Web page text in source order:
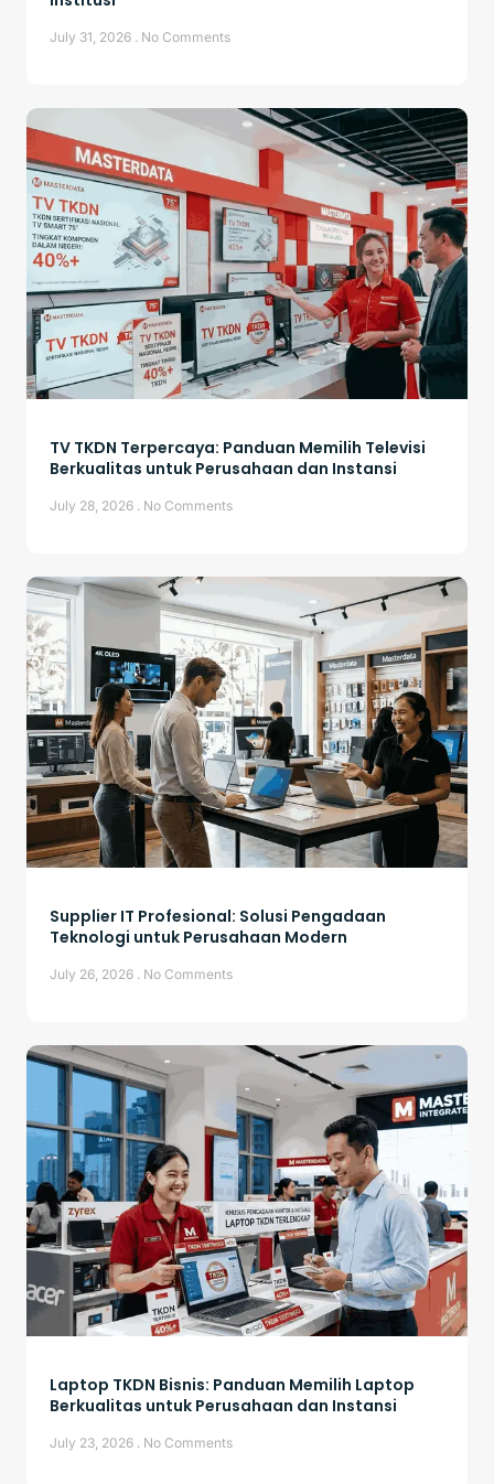
July 31, 2026 No Comments
TV TKDN Terpercaya: Panduan Memilih Televisi
Berkualitas untuk Perusahaan dan Instansi
July 28, 2026 No Comments
Supplier IT Profesional: Solusi Pengadaan
Teknologi untuk Perusahaan Modern
July 26, 2026 No Comments
Laptop TKDN Bisnis: Panduan Memilih Laptop
Berkualitas untuk Perusahaan dan Instansi
July 23, 2026 No Comments